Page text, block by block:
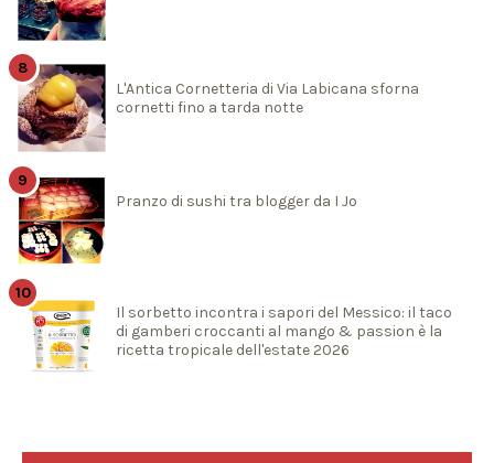
L'Antica Cornetteria di Via Labicana sforna
cornetti fino a tarda notte
Pranzo di sushi tra blogger da I Jo
Il sorbetto incontra i sapori del Messico: il taco
di gamberi croccanti al mango & passion è la
ricetta tropicale dell'estate 2026